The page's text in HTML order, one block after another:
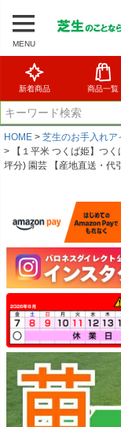
MENU
新着商品 商品一覧
HOME 芝生のお手入れア
【１平米 つくば姫】つ
坪分) 園芸 【産地直送・代